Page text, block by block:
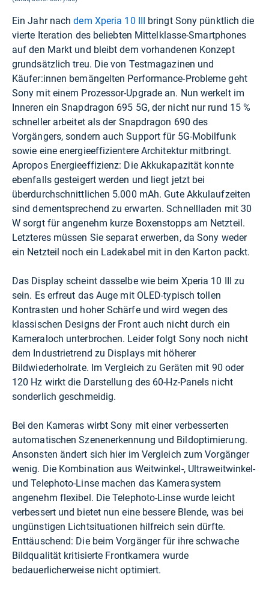
Ein Jahr nachdem Xperia 10 III bringt Sony pünktlich die
vierte Iteration des beliebten Mittelklasse-Smartphones
auf den Markt und bleibt dem vorhandenen Konzept
grundsätzlich treu. Die von Testmagazinen und
Käufer:innen bemängelten Performance-Probleme geht
Sony mit einem Prozessor-Upgrade an. Nun werkelt im
Inneren ein Snapdragon 695 5G, der nicht nur rund 15 %
schneller arbeitet als der Snapdragon 690 des
Vorgängers, sondern auch Support für 5G-Mobilfunk
sowie eine energieeffizientere Architektur mitbringt.
Apropos Energieeffizienz: Die Akkukapazität konnte
ebenfalls gesteigert werden und liegt jetzt bei
überdurchschnittlichen 5.000 mAh. Gute Akkulaufzeiten
sind dementsprechend zu erwarten. Schnellladen mit 30
W sorgt für angenehm kurze Boxenstopps am Netzteil.
Letzteres müssen Sie separat erwerben, da Sony weder
ein Netzteil noch ein Ladekabel mit in den Karton packt.
Das Display scheint dasselbe wie beim Xperia 10 III zu
sein. Es erfreut das Auge mit OLED-typisch tollen
Kontrasten und hoher Schärfe und wird wegen des
klassischen Designs der Front auch nicht durch ein
Kameraloch unterbrochen. Leider folgt Sony noch nicht
dem Industrietrend zu Displays mit höherer
Bildwiederholrate. Im Vergleich zu Geräten mit 90 oder
120 Hz wirkt die Darstellung des 60-Hz-Panels nicht
sonderlich geschmeidig.
Bei den Kameras wirbt Sony mit einer verbesserten
automatischen Szenenerkennung und Bildoptimierung.
Ansonsten ändert sich hier im Vergleich zum Vorgänger
wenig. Die Kombination aus Weitwinkel-, Ultraweitwinkel-
und Telephoto-Linse machen das Kamerasystem
angenehm flexibel. Die Telephoto-Linse wurde leicht
verbessert und bietet nun eine bessere Blende, was bei
ungünstigen Lichtsituationen hilfreich sein dürfte.
Enttäuschend: Die beim Vorgänger für ihre schwache
Bildqualität kritisierte Frontkamera wurde
bedauerlicherweise nicht optimiert.